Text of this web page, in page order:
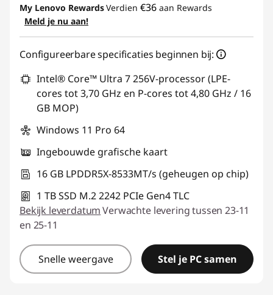
My Lenovo RewardsVerdien €36 aan Rewards
Meld je nu aan!
Configureerbare specificaties beginnen bij:
Intel® Core™ Ultra 7 256V-processor (LPE-
cores tot 3,70 GHz en P-cores tot 4,80 GHz / 16
GB MOP)
Windows 11 Pro 64
Ingebouwde grafische kaart
16 GB LPDDR5X-8533MT/s (geheugen op chip)
1 TB SSD M.2 2242 PCIe Gen4 TLC
Bekijk leverdatumVerwachte levering tussen 23-11
en 25-11
Snelle weergave Stel je PC samen